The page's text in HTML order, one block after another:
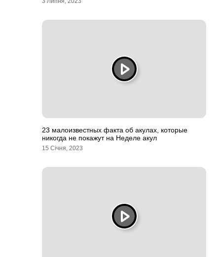
23 малоизвестных факта об акулах, которые
никогда не покажут на Неделе акул
15 Січня, 2023